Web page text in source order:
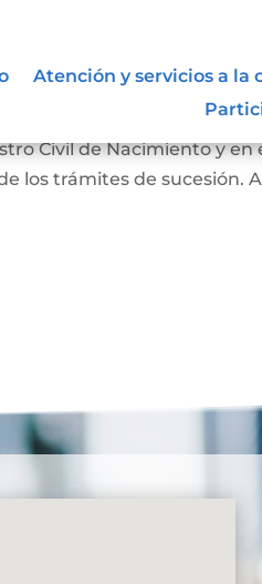
Atención y servicios a la
hecho de la muerte y su
Civil de Nacimiento y en
los trámites de sucesión.